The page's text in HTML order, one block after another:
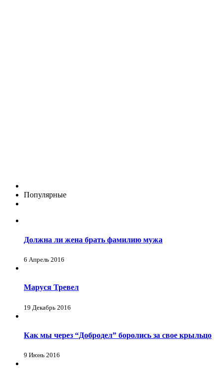
Популярные
Должна ли жена брать фамилию мужа
6 Апрель 2016
Маруся Тревел
19 Декабрь 2016
Как мы через “Добродел” боролись за свое крыльцо
9 Июнь 2016